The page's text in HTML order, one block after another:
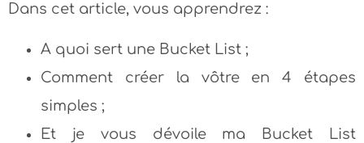
Dans cet article, vous apprendrez :
A quoi sert une Bucket List ;
Comment créer la vôtre en 4 étapes
simples ;
Et je vous dévoile ma Bucket List